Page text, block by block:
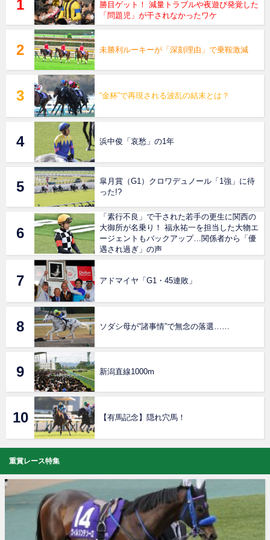
勝目ゲット！ 減量トラブルや夜遊び発覚した
「問題児」が干されなかったワケ
未勝利ルーキーが「深刻理由」で乗鞍激減
“金杯”で再現される波乱の結末とは？
浜中俊「哀愁」の1年
皐月賞（G1）クロワデュノール「1強」に待
った!?
「素行不良」で干された若手の更生に関西の
大御所が名乗り！ 福永祐一を担当した大物エ
ージェントもバックアップ…関係者から「優
遇され過ぎ」の声
アドマイヤ「G1・45連敗」
ソダシ母が“諸事情”で無念の落選……
新潟直線1000m
【有馬記念】隠れ穴馬！
重賞レース特集